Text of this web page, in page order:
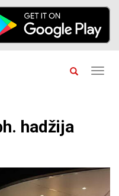
hadžija